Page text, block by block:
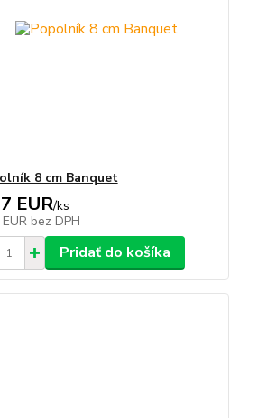
8 cm Banquet
EUR/ks
bez DPH
Pridať do košíka